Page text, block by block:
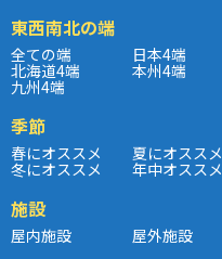
東西南北の端
全ての端 日本4端
北海道4端 本州4端
九州4端
季節
春にオススメ 夏にオススメ
冬にオススメ 年中オススメ
施設
屋内施設 屋外施設